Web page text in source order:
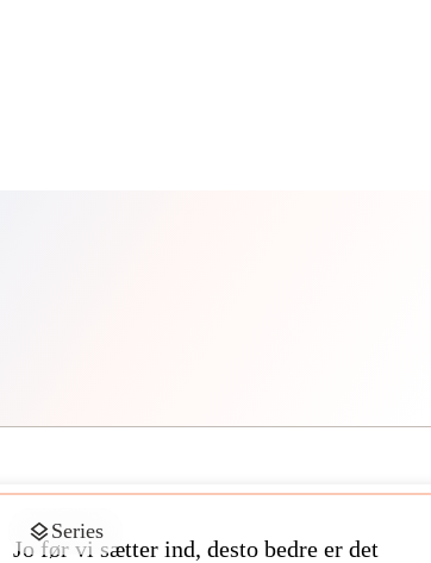
Series
Jo før vi sætter ind, desto bedre er det